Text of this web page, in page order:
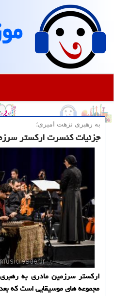
به رهبری نزهت امیری؛
جزئیات کنسرت ارکستر
ارکستر سرزمین مادری به
مجموعه های موسیقایی است که